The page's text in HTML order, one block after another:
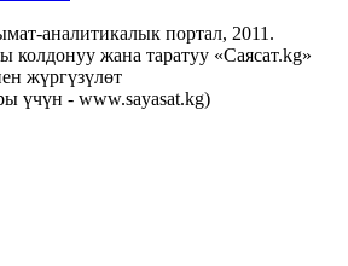
аналитикалык портал, 2011.
колдонуу жана таратуу «Саясат.kg»
жүргүзүлөт
үчүн - www.sayasat.kg)